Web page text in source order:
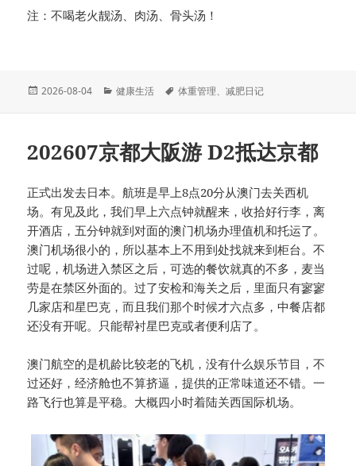
注：不喝老火靓汤、肉汤、骨头汤！
发
2026-08-04
分
健康生活
标
体重管理、减肥日记
202607京都大阪游 D2抵达京都
正式出发去日本。航班是早上8点20分从澳门去关西机
场。有见及此，我们早上六点钟就醒来，收拾好行李，离
开酒店，五分钟就到对面的澳门机场办理值机和托运了。
澳门机场很小的，所以基本上不用到处找就来到柜台。不
过呢，机场进入禁区之后，可选的餐饮就真的不多，麦当
劳是在禁区外面的。过了安检和海关之后，里面只有寥寥
几家店和星巴克，而且我们那个时候才六点多，中餐店都
还没有开呢。只能帮衬星巴克或者便利店了。
澳门航空的是机龄比较老的飞机，没有什么娱乐节目，不
过还好，经济舱也不算挤逼，提供的正常味道还不错。一
路飞行也算是平稳。大概四小时着陆关西国际机场。